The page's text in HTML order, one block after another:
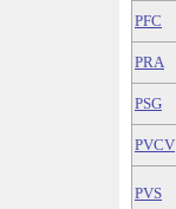
PFC
PRA
PSG
PVCV
PVS